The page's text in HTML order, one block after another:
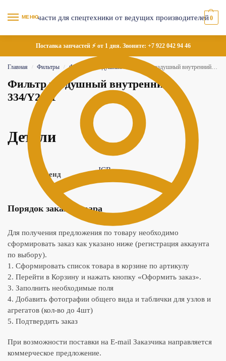
МЕНЮ 0
Поставка запчастей ⚡ от 1 дня. Звоните: +7 922 042 94 46
Главная / Фильтры / Фильтры воздушные Фильтр воздушный внутренний 334/Y2811
Фильтр воздушный внутренний
334/Y2811
Детали
Бренд
JCB
Порядок заказа товара
Для получения предложения по товару необходимо
сформировать заказ как указано ниже (регистрация аккаунта
по выбору).
1. Сформировать список товара в корзине по артикулу
2. Перейти в Корзину и нажать кнопку «Оформить заказ».
3. Заполнить необходимые поля
4. Добавить фотографии общего вида и таблички для узлов и
агрегатов (кол-во до 4шт)
5. Подтвердить заказ
При возможности поставки на E-mail Заказчика направляется
коммерческое предложение.